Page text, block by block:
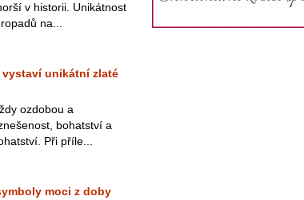
v historii. Unikátnost
na...
unikátní zlaté
ozdobou a
bohatství a
Při příle...
moci z doby